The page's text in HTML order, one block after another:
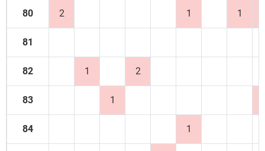
80 2 1 1
81
82 1 2
83 1
84 1